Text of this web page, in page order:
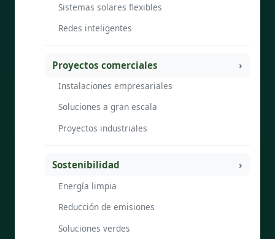
Sistemas solares flexibles
Redes inteligentes
Proyectos comerciales
Instalaciones empresariales
Soluciones a gran escala
Proyectos industriales
Sostenibilidad
Energía limpia
Reducción de emisiones
Soluciones verdes